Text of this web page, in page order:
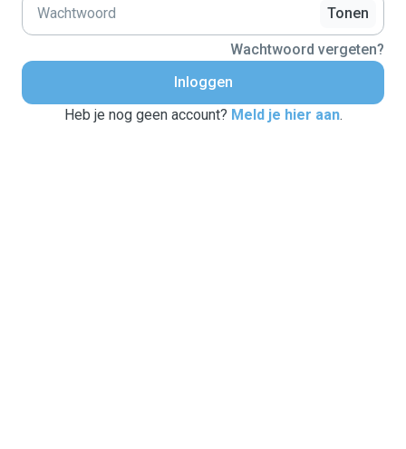
Tonen
Wachtwoord vergeten?
Inloggen
Heb je nog geen account? Meld je hier aan.